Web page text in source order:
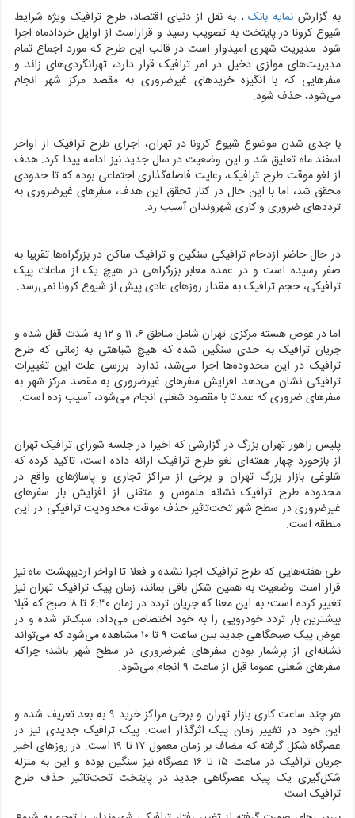
به گزارشنمایه بانک، به نقل از دنیای اقتصاد،طرح ترافیک ویژه شرایط
شیوع کرونا در پایتخت به تصویب رسید و قراراست از اوایل خردادماه اجرا
شود. مدیریت شهری امیدوار است در قالب این طرح که مورد اجماع تمام
مدیریت‌های موازی دخیل در امر ترافیک قرار دارد، تهرانگردی‌های زائد و
سفرهایی که با انگیزه خریدهای غیرضروری به مقصد مرکز شهر انجام
می‌شود، حذف شود.
با جدی شدن موضوع شیوع کرونا در تهران، اجرای طرح ترافیک از اواخر
اسفند ماه تعلیق شد و این وضعیت در سال جدید نیز ادامه پیدا کرد. هدف
از لغو موقت طرح ترافیک، رعایت فاصله‌گذاری اجتماعی بوده که تا حدودی
محقق شد، اما با این حال در کنار تحقق این هدف، سفرهای غیرضروری به
ترددهای ضروری و کاری شهروندان آسیب زد.
در حال حاضر ازدحام ترافیکی سنگین و ترافیک ساکن در بزرگراه‌ها تقریبا به
صفر رسیده است و در عمده معابر بزرگراهی در هیچ یک از ساعات پیک
ترافیکی، حجم ترافیک به مقدار روزهای عادی پیش از شیوع کرونا نمی‌رسد.
اما در عوض هسته مرکزی تهران شامل مناطق ۶، ۱۱ و ۱۲ به شدت قفل شده و
جریان ترافیک به حدی سنگین شده که هیچ شباهتی به زمانی که طرح
ترافیک در این محدوده‌ها اجرا می‌شد، ندارد. بررسی علت این تغییرات
ترافیکی نشان می‌دهد افزایش سفرهای غیرضروری به مقصد مرکز شهر به
سفرهای ضروری که عمدتا با مقصود شغلی انجام می‌شود، آسیب زده است.
پلیس راهور تهران بزرگ در گزارشی که اخیرا در جلسه شورای ترافیک تهران
از بازخورد چهار هفته‌ای لغو طرح ترافیک ارائه داده است، تاکید کرده که
شلوغی بازار بزرگ تهران و برخی از مراکز تجاری و پاساژهای واقع در
محدوده طرح ترافیک نشانه ملموس و متقنی از افزایش بار سفرهای
غیرضروری در سطح شهر تحت‌تاثیر حذف موقت محدودیت ترافیکی در این
منطقه است.
طی هفته‌هایی که طرح ترافیک اجرا نشده و فعلا تا اواخر اردیبهشت ماه نیز
قرار است وضعیت به همین شکل باقی بماند، زمان پیک ترافیک تهران نیز
تغییر کرده است؛ به این معنا که جریان تردد در زمان ۶:۳۰ تا ۸ صبح که قبلا
بیشترین بار تردد خودرویی را به خود اختصاص می‌داد، سبک‌تر شده و در
عوض پیک صبحگاهی جدید بین ساعت ۹ تا ۱۰ مشاهده می‌شود که می‌تواند
نشانه‌ای از پرشمار بودن سفرهای غیرضروری در سطح شهر باشد؛ چراکه
سفرهای شغلی عموما قبل از ساعت ۹ انجام می‌شود.
هر چند ساعت کاری بازار تهران و برخی مراکز خرید ۹ به بعد تعریف شده و
این خود در تغییر زمان پیک اثرگذار است. پیک ترافیک جدیدی نیز در
عصرگاه شکل گرفته که مضاف بر زمان معمول ۱۷ تا ۱۹ است. در روزهای اخیر
جریان ترافیک در ساعت ۱۵ تا ۱۶ عصرگاه نیز سنگین بوده و این به منزله
شکل‌گیری یک پیک عصرگاهی جدید در پایتخت تحت‌تاثیر حذف طرح
ترافیک است.